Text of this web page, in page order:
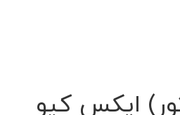
ایکس کیو